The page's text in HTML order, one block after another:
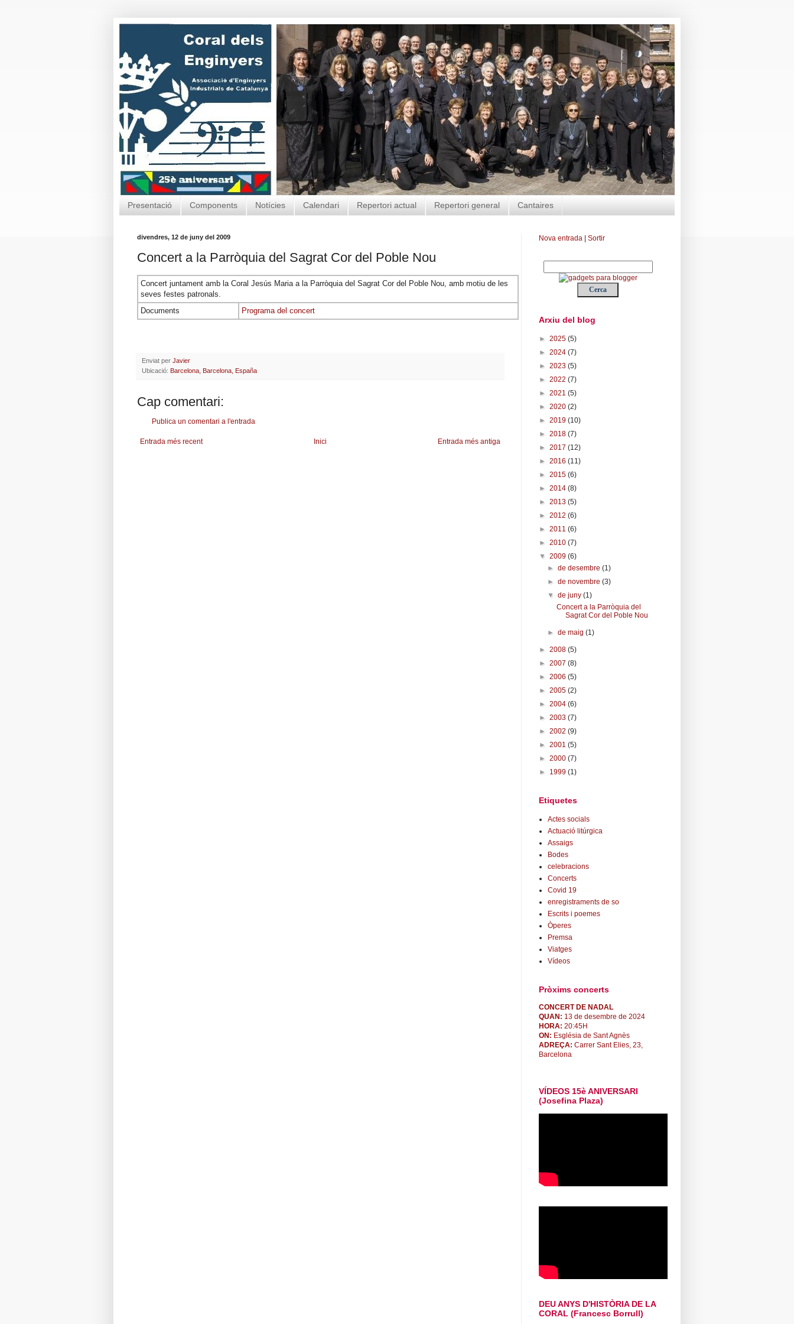
Presentació Components Notícies Calendari Repertori actual Repertori general Cantaires
divendres, 12 de juny del 2009
Concert a la Parròquia del Sagrat Cor del Poble Nou
Concert juntament amb la Coral Jesús Maria a la Parròquia del Sagrat Cor del Poble Nou, amb motiu de les
seves festes patronals.
Documents
Programa del concert
Enviat per Javier
Ubicació: Barcelona, Barcelona, España
Cap comentari:
Publica un comentari a l'entrada
Entrada més recent Entrada més antiga
Inici
Nova entrada | Sortir
Arxiu del blog
► 2025 (5)
► 2024 (7)
► 2023 (5)
► 2022 (7)
► 2021 (5)
► 2020 (2)
► 2019 (10)
► 2018 (7)
► 2017 (12)
► 2016 (11)
► 2015 (6)
► 2014 (8)
► 2013 (5)
► 2012 (6)
► 2011 (6)
► 2010 (7)
▼ 2009 (6)
►de desembre(1)
►de novembre(3)
▼de juny(1)
Concert a la Parròquia del
Sagrat Cor del Poble Nou
►de maig(1)
► 2008 (5)
► 2007 (8)
► 2006 (5)
► 2005 (2)
► 2004 (6)
► 2003 (7)
► 2002 (9)
► 2001 (5)
► 2000 (7)
► 1999 (1)
Etiquetes
Actes socials
Actuació litúrgica
Assaigs
Bodes
celebracions
Concerts
Covid 19
enregistraments de so
Escrits i poemes
Òperes
Premsa
Viatges
Vídeos
Pròxims concerts
CONCERT DE NADAL
QUAN: 13 de desembre de 2024
HORA: 20:45H
ON: Església de Sant Agnès
ADREÇA: Carrer Sant Elies, 23,
Barcelona
VÍDEOS 15è ANIVERSARI
(Josefina Plaza)
DEU ANYS D'HISTÒRIA DE LA
CORAL (Francesc Borrull)